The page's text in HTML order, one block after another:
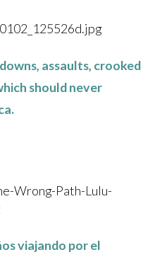
assaults, crooked
should never
Wrong-Path-Lulu-
viajando por el